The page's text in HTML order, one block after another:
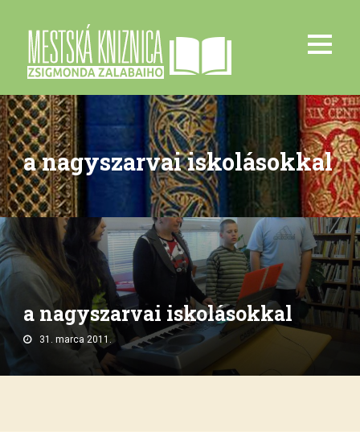
a nagyszarvai iskolásokkal
a nagyszarvai iskolásokkal
31. marca 2011.